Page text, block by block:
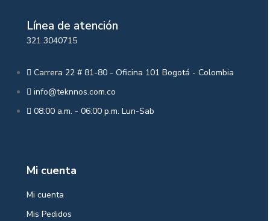
Línea de atención
321 3040715
Carrera 22 # 81-80 - Oficina 101 Bogotá - Colombia
info@teknnos.com.co
08:00 a.m. - 06:00 p.m. Lun-Sab
Mi cuenta
Mi cuenta
Mis Pedidos